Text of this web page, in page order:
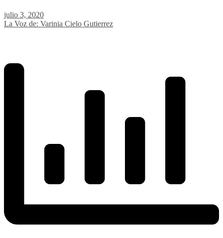
julio 3, 2020
La Voz de: Varinia Cielo Gutierrez